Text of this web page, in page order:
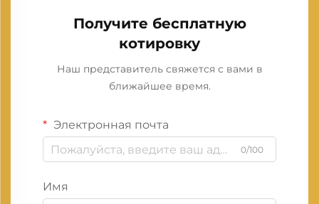
Получите бесплатную
котировку
Наш представитель свяжется с вами в
ближайшее время.
Электронная почта
0/100
Имя